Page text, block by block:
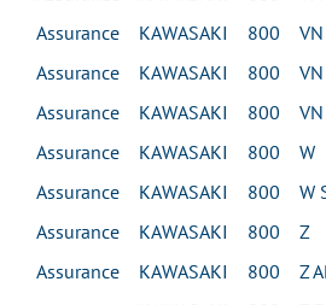
Assurance KAWASAKI 800 VN
Assurance KAWASAKI 800 VN
Assurance KAWASAKI 800 VN
Assurance KAWASAKI 800 W
Assurance KAWASAKI 800 W
Assurance KAWASAKI 800 Z
Assurance KAWASAKI 800 Z